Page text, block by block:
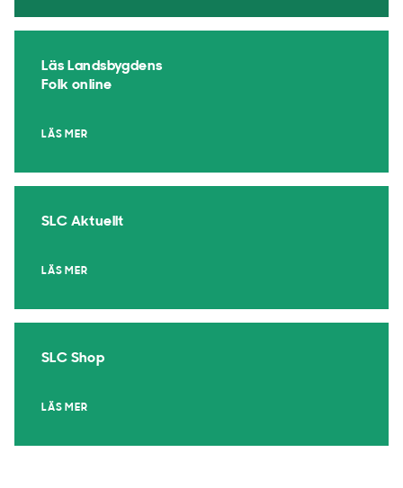
Läs Landsbygdens
Folk online
LÄS MER
SLC Aktuellt
LÄS MER
SLC Shop
LÄS MER